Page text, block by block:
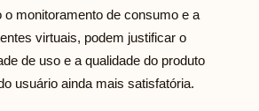
o monitoramento de consumo e a
virtuais, podem justificar o
de uso e a qualidade do produto
usuário ainda mais satisfatória.